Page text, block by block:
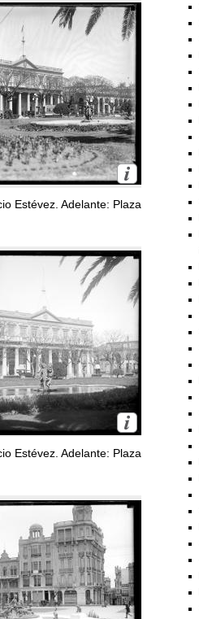
Estévez. Adelante: Plaza
Estévez. Adelante: Plaza